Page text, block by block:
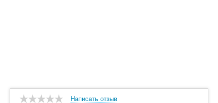
Написать отзыв